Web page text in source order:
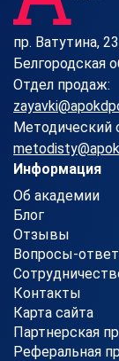
пр. Ватутина,
Белгородская
Отдел продаж:
Методический
Информация
Об академии
Блог
Отзывы
Вопросы-
Контакты
Карта сайта
Партнерская
Реферальная